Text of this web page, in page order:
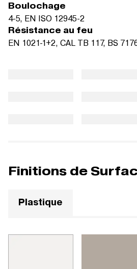
Boulochage
4-5, EN ISO 12945-2
Résistance au feu
EN 1021-1+2, CAL TB 117, BS
Finitions de
Plastique